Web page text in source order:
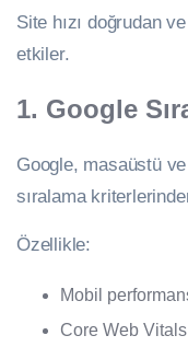
Site hızı doğrudan
etkiler.
1. Google
Google, masaüstü
sıralama
Özellikle:
Mobil
Core Web